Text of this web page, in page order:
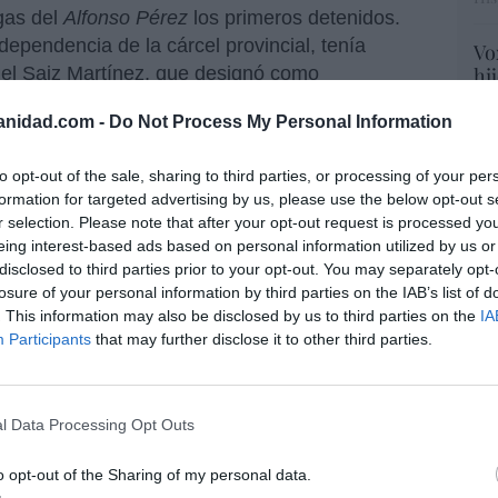
- Do Not Process My Personal Information
opt-out of the sale, sharing to third parties, or processing of your
for targeted advertising by us, please use the below opt-out
selection. Please note that after your opt-out request is processed
interest-based ads based on personal information utilized by us
to third parties prior to your opt-out. You may separately
of your personal information by third parties on the IAB’s list of
This information may also be disclosed by us to third parties on the
Participants that may further disclose it to other third parties.
Data Processing Opt Outs
opt-out of the Sharing of my personal data.
del Alfonso Pérez los primeros detenidos.
de la cárcel provincial, tenía
Saiz Martínez, que designó como
al obrero del PSOE
fecha, aEmilio Sainz Abascal, militante de
sobrevivir, Ramón Bustamante
en sulibro tituladoA bordo del
es una fuente imprescindible para saber lo
es preciso y muy expresivo. Así nos
septiembre de 1936 el remolcador San
de los Mártires e ingresó en una de las
los novios cuando suben las gradas del
nuestro caso, de celebrarse la boda, sería